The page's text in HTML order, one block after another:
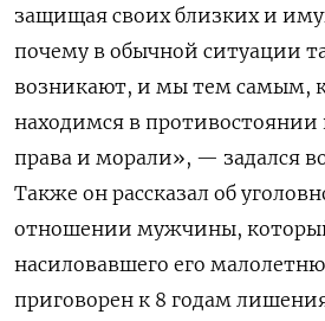
защищая своих близких и
почему в обычной ситуации
возникают, и мы тем самым,
находимся в
права и морали», — задался
Также он рассказал об
отношении мужчины,
насиловавшего его
приговорен к 8 годам